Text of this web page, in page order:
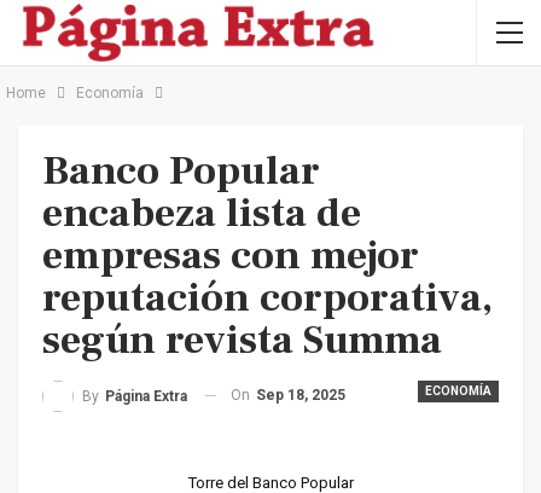
Home Economía
Banco Popular
encabeza lista de
empresas con mejor
reputación corporativa,
según revista Summa
ECONOMÍA
By Página Extra On Sep 18, 2025
Torre del Banco Popular